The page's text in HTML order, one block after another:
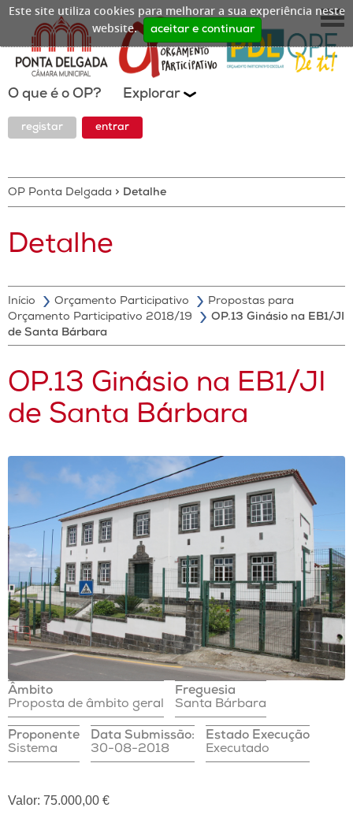
Este site utiliza cookies para melhorar a sua experiência neste
website.
aceitar e continuar
O que é o OP? Explorar
registar entrar
OP Ponta Delgada > Detalhe
Detalhe
Início Orçamento Participativo
Propostas para
Orçamento Participativo 2018/19
OP.13 Ginásio na EB1/JI
de Santa Bárbara
OP.13 Ginásio na EB1/JI
de Santa Bárbara
Âmbito
Proposta de âmbito geral
Freguesia
Santa Bárbara
Proponente
Sistema
Data Submissão:
30-08-2018
Estado Execução
Executado
Valor: 75.000,00 €